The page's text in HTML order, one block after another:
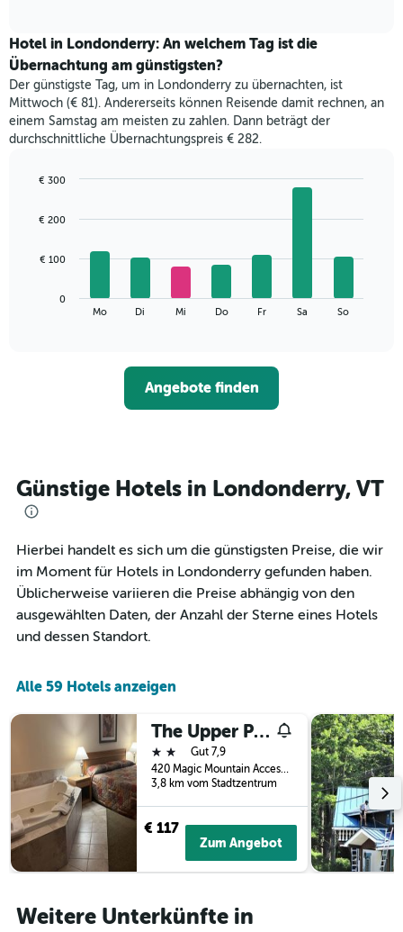
den
durchschnittlichen
Zimmerpreis
im
jeweiligen
Monat
an.
Diagramm
X-
die
Monate
Zimmerpreis
anzeigt.
Hotel in Londonderry: An welchem Tag ist die
Übernachtung am günstigsten?
Der günstigste Tag, um in Londonderry zu übernachten, ist
Mittwoch (€ 81). Andererseits können Reisende damit rechnen, an
einem Samstag am meisten zu zahlen. Dann beträgt der
durchschnittliche Übernachtungspreis € 282.
with
bars.
folgende
durchschnittlichen
jeweiligen
Wochentag.
Das
hat
1
X-
Achse,
die
die
Das
hat
Achse,
die
den
durchschnittlichen
Zimmerpreis
anzeigt.
Mo Di Mi Do Fr Sa So
0
€ 100
€ 200
€ 300
Angebote finden
Günstige Hotels in Londonderry, VT
Hierbei handelt es sich um die günstigsten Preise, die wir
im Moment für Hotels in Londonderry gefunden haben.
Üblicherweise variieren die Preise abhängig von den
ausgewählten Daten, der Anzahl der Sterne eines Hotels
und dessen Standort.
Alle 59 Hotels anzeigen
The Upper Pass Lodge at Magic Mountain
2 SterneGut 7,9
420 Magic Mountain Access Road, Londonderry, VT, USA
3,8 km vom Stadtzentrum
€ 117
Zum Angebot
Weitere Unterkünfte in